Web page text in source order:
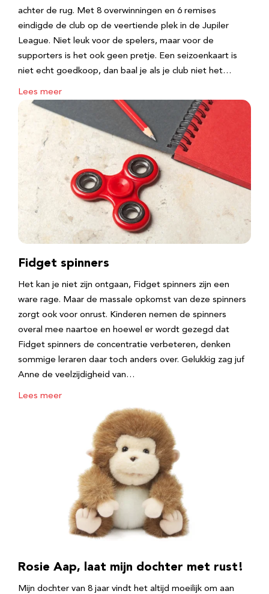
achter de rug. Met 8 overwinningen en 6 remises
eindigde de club op de veertiende plek in de Jupiler
League. Niet leuk voor de spelers, maar voor de
supporters is het ook geen pretje. Een seizoenkaart is
niet echt goedkoop, dan baal je als je club niet het…
Lees meer
Fidget spinners
Het kan je niet zijn ontgaan, Fidget spinners zijn een
ware rage. Maar de massale opkomst van deze spinners
zorgt ook voor onrust. Kinderen nemen de spinners
overal mee naartoe en hoewel er wordt gezegd dat
Fidget spinners de concentratie verbeteren, denken
sommige leraren daar toch anders over. Gelukkig zag juf
Anne de veelzijdigheid van…
Lees meer
Rosie Aap, laat mijn dochter met rust!
Mijn dochter van 8 jaar vindt het altijd moeilijk om aan